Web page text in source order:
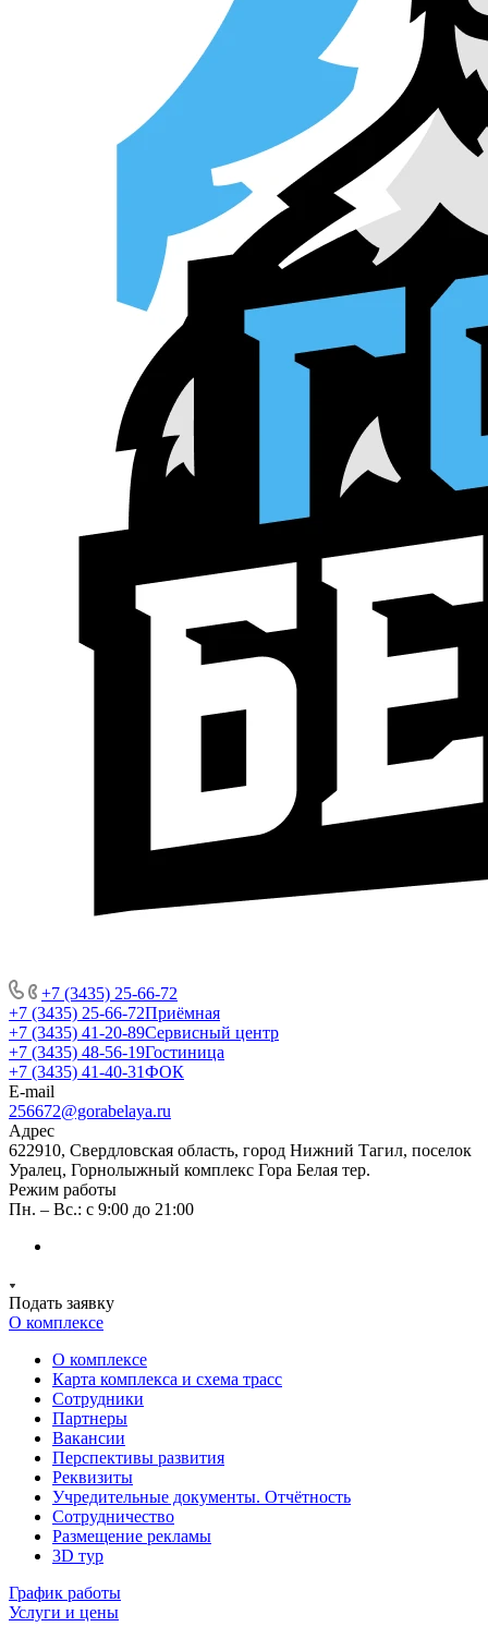
+7 (3435) 25-66-72
+7 (3435) 25-66-72Приёмная
+7 (3435) 41-20-89Сервисный центр
+7 (3435) 48-56-19Гостиница
+7 (3435) 41-40-31ФОК
E-mail
256672@gorabelaya.ru
Адрес
622910, Свердловская область, город Нижний Тагил, поселок
Уралец, Горнолыжный комплекс Гора Белая тер.
Режим работы
Пн. – Вс.: с 9:00 до 21:00
Подать заявку
О комплексе
О комплексе
Карта комплекса и схема трасс
Сотрудники
Партнеры
Вакансии
Перспективы развития
Реквизиты
Учредительные документы. Отчётность
Сотрудничество
Размещение рекламы
3D тур
График работы
Услуги и цены